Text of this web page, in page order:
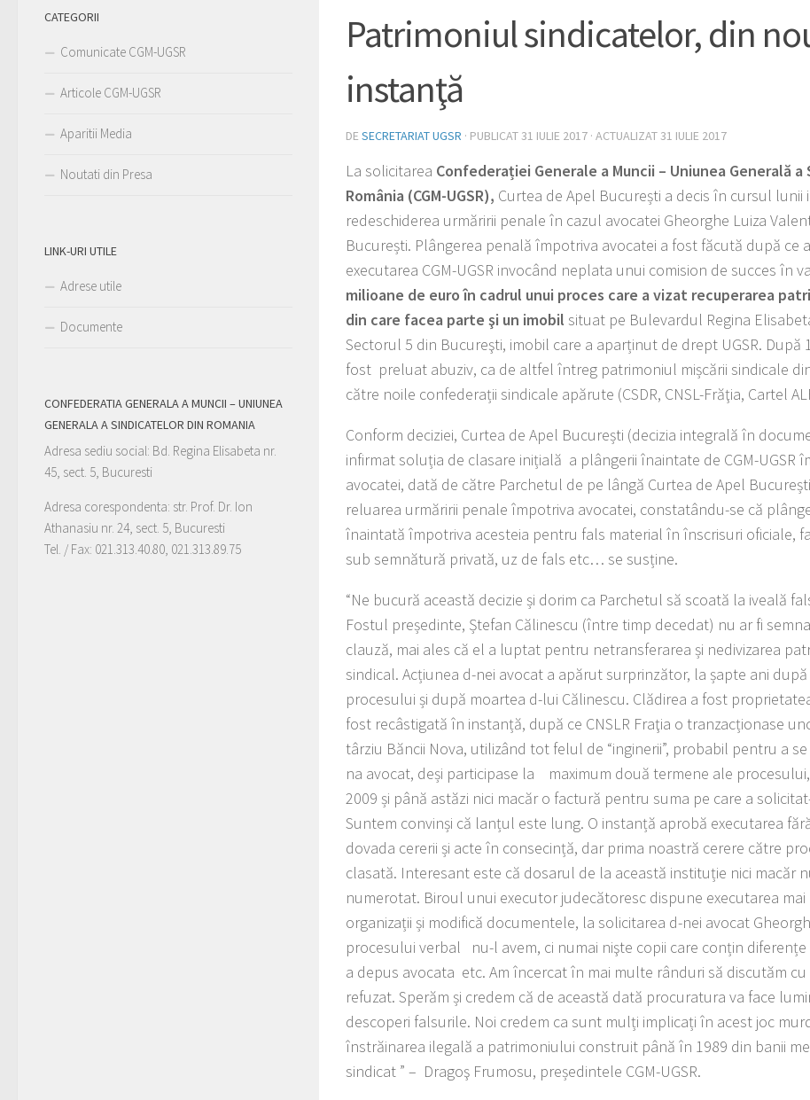
Patrimoniul sindicatelor, din
instanţă
DE SECRETARIAT UGSR · PUBLICAT31 IULIE 2017 · ACTUALIZAT31 IULIE 2017
La solicitarea Confederației Generale a Muncii – Uniunea Generală
România (CGM-UGSR), Curtea de Apel București a decis în cursul lunii
redeschiderea urmăririi penale în cazul avocatei Gheorghe Luiza
București. Plângerea penală împotriva avocatei a fost făcută după ce
executarea CGM-UGSR invocând neplata unui comision de succes în
milioane de euro în cadrul unui proces care a vizat recuperarea
din care facea parte şi un imobil situat pe Bulevardul Regina
Sectorul 5 din Bucureşti, imobil care a aparținut de drept UGSR. După
fost preluat abuziv, ca de altfel întreg patrimoniul mișcării sindicale
către noile confederații sindicale apărute (CSDR, CNSL-Frăţia, Cartel
Conform deciziei, Curtea de Apel București (decizia integrală în
infirmat soluția de clasare inițială a plângerii înaintate de CGM-UGSR
avocatei, dată de către Parchetul de pe lângă Curtea de Apel
reluarea urmăririi penale împotriva avocatei, constatându-se că
înaintată împotriva acesteia pentru fals material în înscrisuri oficiale,
sub semnătură privată, uz de fals etc… se susține.
“Ne bucură această decizie și dorim ca Parchetul să scoată la iveală
Fostul președinte, Ștefan Călinescu (între timp decedat) nu ar fi
clauză, mai ales că el a luptat pentru netransferarea și nedivizarea
sindical. Acțiunea d-nei avocat a apărut surprinzător, la șapte ani
procesului și după moartea d-lui Călinescu. Clădirea a fost proprietatea
fost recâstigată în instanță, după ce CNSLR Fraţia o tranzacționase
târziu Băncii Nova, utilizând tot felul de “inginerii”, probabil pentru a
na avocat, deși participase la maximum două termene ale
2009 și până astăzi nici macăr o factură pentru suma pe care a
Suntem convinși că lanțul este lung. O instanță aprobă executarea
dovada cererii și acte în consecință, dar prima noastră cerere către
clasată. Interesant este că dosarul de la această instituție nici macăr
numerotat. Biroul unui executor judecătoresc dispune executarea
organizații și modifică documentele, la solicitarea d-nei avocat
procesului verbal nu-l avem, ci numai nişte copii care conțin diferențe
a depus avocata etc. Am încercat în mai multe rânduri să discutăm cu
refuzat. Sperăm și credem că de această dată procuratura va face
descoperi falsurile. Noi credem ca sunt mulți implicați în acest joc
înstrăinarea ilegală a patrimoniului construit până în 1989 din banii
sindicat ” – Dragoş Frumosu, președintele CGM-UGSR.
CATEGORII
Comunicate CGM-UGSR
Articole CGM-UGSR
Aparitii Media
Noutati din Presa
LINK-URI UTILE
Adrese utile
Documente
CONFEDERATIA GENERALA A MUNCII – UNIUNEA
GENERALA A SINDICATELOR DIN ROMANIA
Adresa sediu social: Bd. Regina Elisabeta nr.
45, sect. 5, Bucuresti
Adresa corespondenta: str. Prof. Dr. Ion
Athanasiu nr. 24, sect. 5, Bucuresti
Tel. / Fax: 021.313.40.80, 021.313.89.75